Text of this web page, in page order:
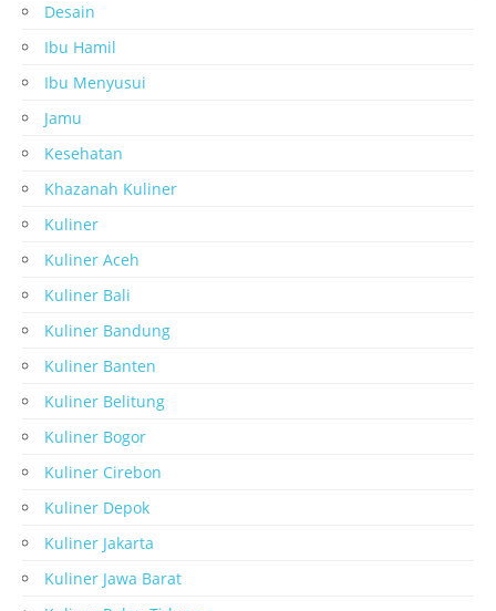
Desain
Ibu Hamil
Ibu Menyusui
Jamu
Kesehatan
Khazanah Kuliner
Kuliner
Kuliner Aceh
Kuliner Bali
Kuliner Bandung
Kuliner Banten
Kuliner Belitung
Kuliner Bogor
Kuliner Cirebon
Kuliner Depok
Kuliner Jakarta
Kuliner Jawa Barat